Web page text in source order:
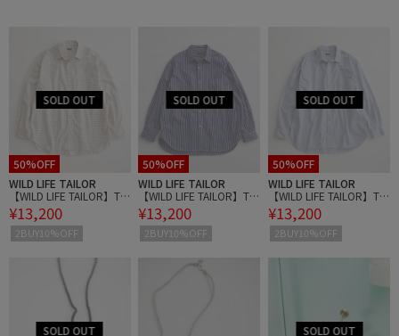
50%OFF
WILD LIFE TAILOR
【WILD LIFE TAILOR】TH
OMAS MASON ワッシャ
ードレス レギュラーカラ
ーシャツ
¥13,200
2BUY10%OFF
50%OFF
WILD LIFE TAILOR
【WILD LIFE TAILOR】TH
OMAS MASON ワッシャ
ードレス レギュラーカラ
ーシャツ
¥13,200
2BUY10%OFF
50%OFF
WILD LIFE TAILOR
【WILD LIFE TAILOR】TH
OMAS MASON ワッシャ
ードレス レギュラーカラ
ーシャツ
¥13,200
2BUY10%OFF